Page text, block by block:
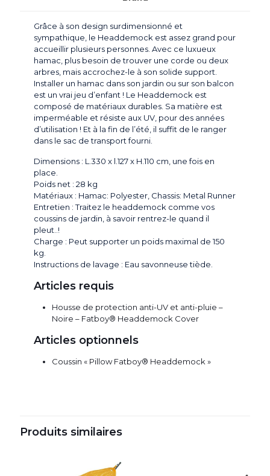
Grâce à son design surdimensionné et
sympathique, le Headdemock est assez grand pour
accueillir plusieurs personnes. Avec ce luxueux
hamac, plus besoin de trouver une corde ou deux
arbres, mais accrochez-le à son solide support.
Installer un hamac dans son jardin ou sur son balcon
est un vrai jeu d’enfant ! Le Headdemock est
composé de matériaux durables. Sa matière est
imperméable et résiste aux UV, pour des années
d’utilisation ! Et à la fin de l’été, il suffit de le ranger
dans le sac de transport fourni.
Dimensions : L.330 x l.127 x H.110 cm, une fois en
place.
Poids net : 28 kg
Matériaux : Hamac: Polyester, Chassis: Metal Runner
Entretien : Traitez le headdemock comme vos
coussins de jardin, à savoir rentrez-le quand il
pleut..!
Charge : Peut supporter un poids maximal de 150
kg.
Instructions de lavage : Eau savonneuse tiède.
Articles requis
Housse de protection anti-UV et anti-pluie –
Noire – Fatboy® Headdemock Cover
Articles optionnels
Coussin « Pillow Fatboy® Headdemock »
Produits similaires